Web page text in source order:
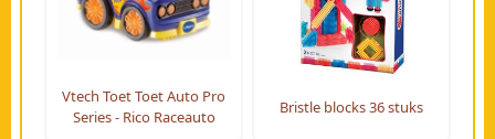
Vtech Toet Toet Auto Pro
Series - Rico Raceauto
Bristle blocks 36 stuks